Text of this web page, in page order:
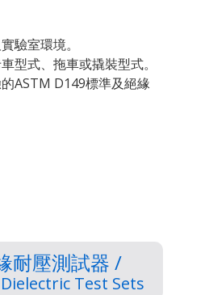
驗室環境。
型式、拖車或撬裝型式。
ASTM D149標準及絕緣
耐壓測試器 /
Test Sets